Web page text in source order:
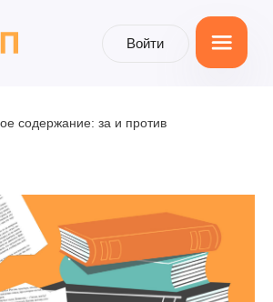
содержание: за и против